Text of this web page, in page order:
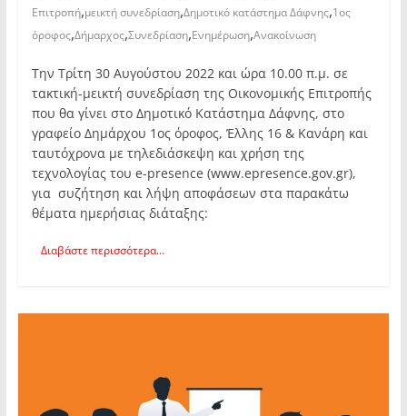
Επιτροπή,μεικτή συνεδρίαση,Δημοτικό κατάστημα Δάφνης,1ος
όροφος,Δήμαρχος,Συνεδρίαση,Ενημέρωση,Ανακοίνωση
Την Τρίτη 30 Αυγούστου 2022 και ώρα 10.00 π.μ. σε
τακτική-μεικτή συνεδρίαση της Οικονομικής Επιτροπής
που θα γίνει στο Δημοτικό Κατάστημα Δάφνης, στο
γραφείο Δημάρχου 1ος όροφος, Έλλης 16 & Κανάρη και
ταυτόχρονα με τηλεδιάσκεψη και χρήση της
τεχνολογίας του e-presence (www.epresence.gov.gr),
για συζήτηση και λήψη αποφάσεων στα παρακάτω
θέματα ημερήσιας διάταξης:
Διαβάστε περισσότερα...